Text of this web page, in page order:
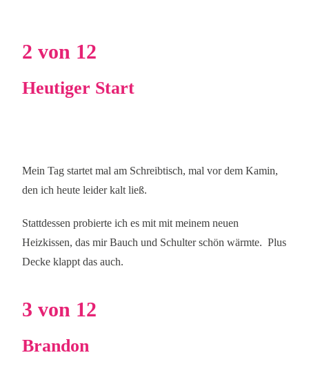
2 von 12
Heutiger Start
Mein Tag startet mal am Schreibtisch, mal vor dem Kamin,
den ich heute leider kalt ließ.
Stattdessen probierte ich es mit mit meinem neuen
Heizkissen, das mir Bauch und Schulter schön wärmte. Plus
Decke klappt das auch.
3 von 12
Brandon